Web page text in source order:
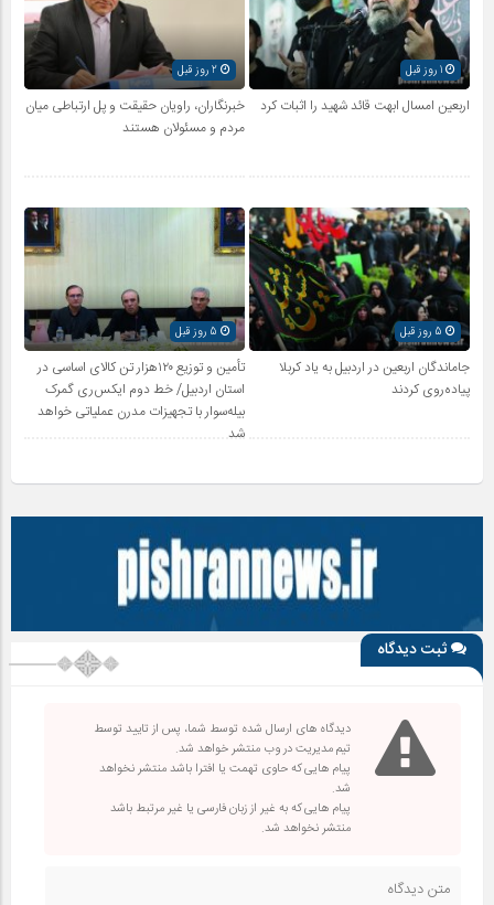
1 روز قبل
اربعین امسال ابهت قائد شهید را اثبات کرد
خبرنگاران، راویان حقیقت و پل ارتباطی میان
مردم و مسئولان هستند
جاماندگان اربعین در اردبیل به یاد کربلا
پیاده‌روی کردند
تأمین و توزیع ۱۲۰هزار تن کالای اساسی در
استان اردبیل/ خط دوم ایکس‌ری گمرک
بیله‌سوار با تجهیزات مدرن عملیاتی خواهد
شد
ثبت دیدگاه
دیدگاه های ارسال شده توسط شما، پس از تایید توسط
تیم مدیریت در وب منتشر خواهد شد.
پیام هایی که حاوی تهمت یا افترا باشد منتشر نخواهد
شد.
پیام هایی که به غیر از زبان فارسی یا غیر مرتبط باشد
منتشر نخواهد شد.